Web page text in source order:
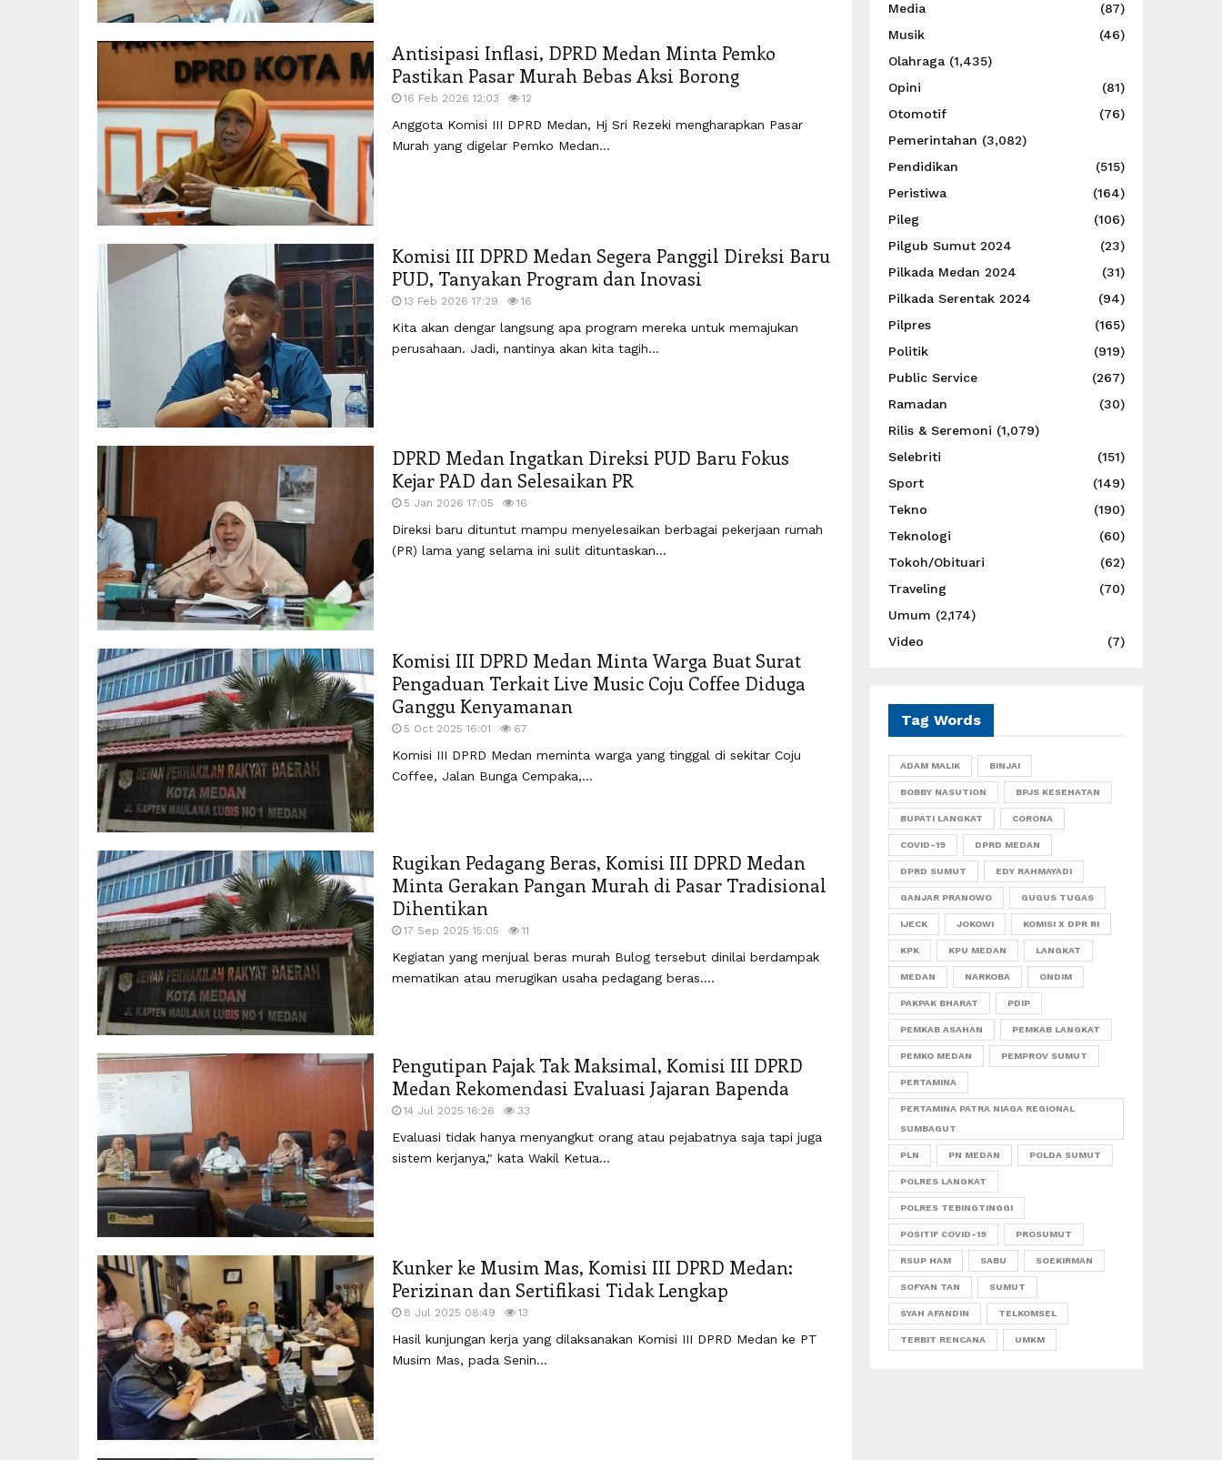
Antisipasi Inflasi, DPRD Medan Minta Pemko
Pastikan Pasar Murah Bebas Aksi Borong
16 Feb 2026 12:03 12
Anggota Komisi III DPRD Medan, Hj Sri Rezeki mengharapkan Pasar
Murah yang digelar Pemko Medan...
Komisi III DPRD Medan Segera Panggil Direksi Baru
PUD, Tanyakan Program dan Inovasi
13 Feb 2026 17:29 16
Kita akan dengar langsung apa program mereka untuk memajukan
perusahaan. Jadi, nantinya akan kita tagih...
DPRD Medan Ingatkan Direksi PUD Baru Fokus
Kejar PAD dan Selesaikan PR
5 Jan 2026 17:05 16
Direksi baru dituntut mampu menyelesaikan berbagai pekerjaan rumah
(PR) lama yang selama ini sulit dituntaskan...
Komisi III DPRD Medan Minta Warga Buat Surat
Pengaduan Terkait Live Music Coju Coffee Diduga
Ganggu Kenyamanan
5 Oct 2025 16:01 67
Komisi III DPRD Medan meminta warga yang tinggal di sekitar Coju
Coffee, Jalan Bunga Cempaka,...
Rugikan Pedagang Beras, Komisi III DPRD Medan
Minta Gerakan Pangan Murah di Pasar Tradisional
Dihentikan
17 Sep 2025 15:05 11
Kegiatan yang menjual beras murah Bulog tersebut dinilai berdampak
mematikan atau merugikan usaha pedagang beras....
Pengutipan Pajak Tak Maksimal, Komisi III DPRD
Medan Rekomendasi Evaluasi Jajaran Bapenda
14 Jul 2025 16:26 33
Evaluasi tidak hanya menyangkut orang atau pejabatnya saja tapi juga
sistem kerjanya," kata Wakil Ketua...
Kunker ke Musim Mas, Komisi III DPRD Medan:
Perizinan dan Sertifikasi Tidak Lengkap
8 Jul 2025 08:49 13
Hasil kunjungan kerja yang dilaksanakan Komisi III DPRD Medan ke PT
Musim Mas, pada Senin...
Media
(87)
Musik
(46)
Olahraga (1,435)
Opini
(81)
Otomotif
(76)
Pemerintahan (3,082)
Pendidikan
(515)
Peristiwa
(164)
Pileg
(106)
Pilgub Sumut 2024
(23)
Pilkada Medan 2024
(31)
Pilkada Serentak 2024
(94)
Pilpres
(165)
Politik
(919)
Public Service
(267)
Ramadan
(30)
Rilis & Seremoni (1,079)
Selebriti
(151)
Sport
(149)
Tekno
(190)
Teknologi
(60)
Tokoh/Obituari
(62)
Traveling
(70)
Umum (2,174)
Video
(7)
Tag Words
ADAM MALIK BINJAI
BOBBY NASUTION BPJS KESEHATAN
BUPATI LANGKAT CORONA
COVID-19 DPRD MEDAN
DPRD SUMUT EDY RAHMAYADI
GANJAR PRANOWO GUGUS TUGAS
IJECK JOKOWI KOMISI X DPR RI
KPK KPU MEDAN LANGKAT
MEDAN NARKOBA ONDIM
PAKPAK BHARAT PDIP
PEMKAB ASAHAN PEMKAB LANGKAT
PEMKO MEDAN PEMPROV SUMUT
PERTAMINA
PERTAMINA PATRA NIAGA REGIONAL
SUMBAGUT
PLN PN MEDAN POLDA SUMUT
POLRES LANGKAT
POLRES TEBINGTINGGI
POSITIF COVID-19 PROSUMUT
RSUP HAM SABU SOEKIRMAN
SOFYAN TAN SUMUT
SYAH AFANDIN TELKOMSEL
TERBIT RENCANA UMKM